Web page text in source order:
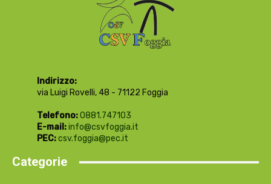
Indirizzo:
via Luigi Rovelli, 48 - 71122 Foggia
Telefono:0881.747103
E-mail:info@csvfoggia.it
PEC:csv.foggia@pec.it
Categorie